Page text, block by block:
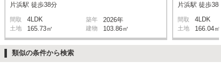
片浜駅 徒歩38分
間取 4LDK 築年 2026年
土地 165.73㎡ 建物 103.86㎡
片浜駅 徒歩38
間取 4LDK
土地 166.04㎡
類似の条件から検索